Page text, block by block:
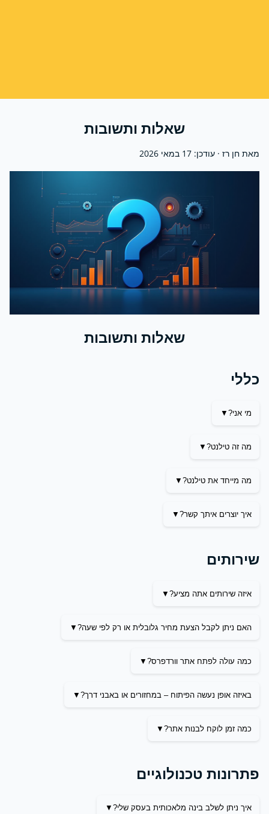
שאלות ותשובות
מאת חן רז · עודכן: 17 במאי 2026
שאלות ותשובות
כללי
מי אני?
מה זה טילנט?
מה מייחד את טילנט?
איך יוצרים איתך קשר?
שירותים
איזה שירותים אתה מציע?
האם ניתן לקבל הצעת מחיר גלובלית או רק לפי שעה?
כמה עולה לפתח אתר וורדפרס?
באיזה אופן נעשה הפיתוח – במחזורים או באבני דרך?
כמה זמן לוקח לבנות אתר?
פתרונות טכנולוגיים
איך ניתן לשלב בינה מלאכותית בעסק שלי?